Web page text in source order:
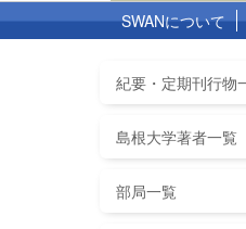
SWANについて
紀要・定期刊行物
島根大学著者一覧
部局一覧